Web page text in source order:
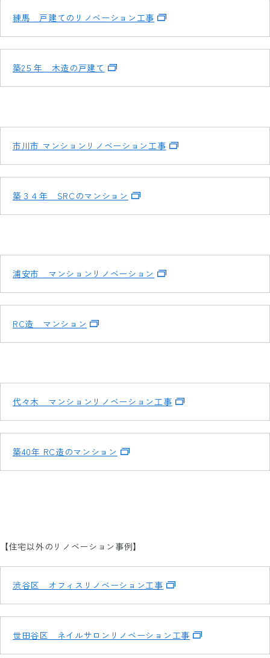
練馬 戸建てのリノベーション工事
築2５年 木造の戸建て
市川市 マンションリノベーション工事
築３４年 SRCのマンション
浦安市 マンションリノベーション
RC造 マンション
代々木 マンションリノベーション工事
築40年 RC造のマンション
【住宅以外のリノベーション事例】
渋谷区 オフィスリノベーション工事
世田谷区 ネイルサロンリノベーション工事